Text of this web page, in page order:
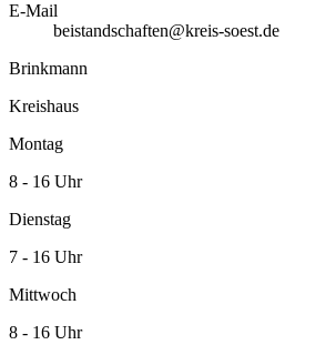
E-Mail
beistandschaften@kreis-soest.de
Brinkmann
Kreishaus
Montag
8 - 16 Uhr
Dienstag
7 - 16 Uhr
Mittwoch
8 - 16 Uhr